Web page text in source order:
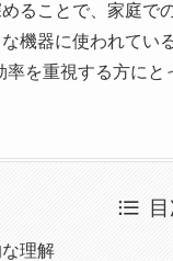
ることで、家庭
機器に使われて
を重視する方に
理解